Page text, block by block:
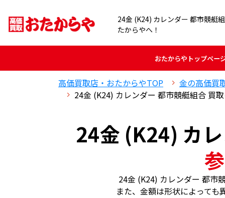
24金 (K24) カレンダー 都市競艇
たからやへ！
おたからや トップペー
高価買取店・おたからやTOP
金の高価買
24金 (K24) カレンダー 都市競艇組合 買
24金 (K24) カ
24金 (K24) カレンダー 都市
また、金額は形状によって